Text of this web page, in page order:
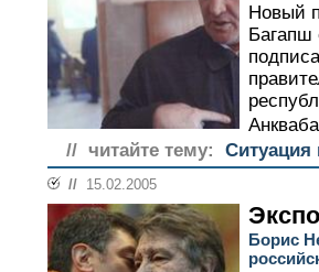
Новый
Багапш
// читайте тему:
Ситуация
// 15.02.2005
Борис